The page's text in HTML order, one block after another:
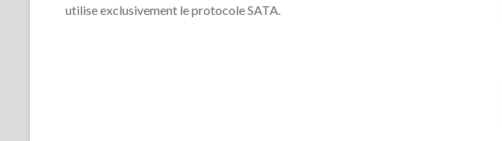
utilise exclusivement le protocole SATA.